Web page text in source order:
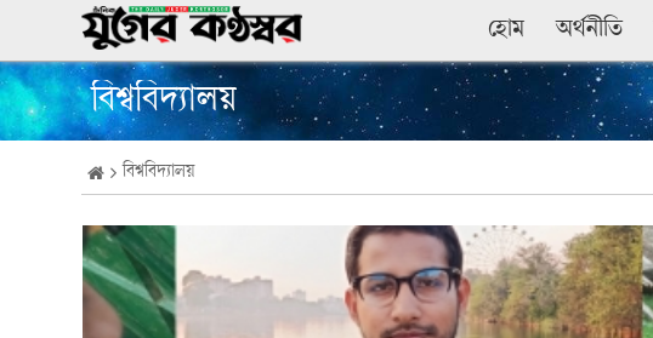
হোম অর্থনীতি
বিশ্ববিদ্যালয়
বিশ্ববিদ্যালয়